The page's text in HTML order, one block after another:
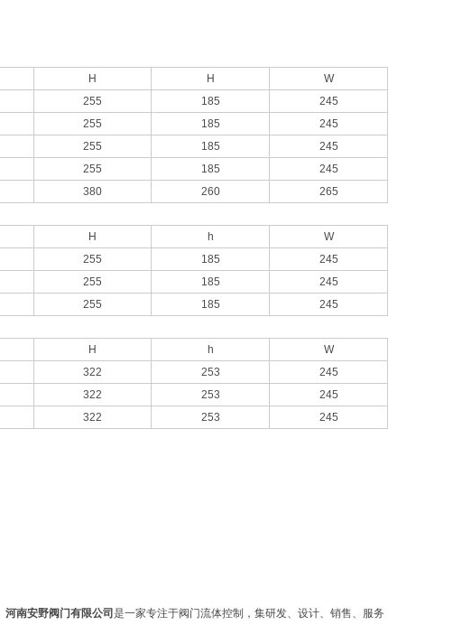
H H
W
255 185
245
255 185
245
255 185
245
255 185
245
380 260
265
H h
W
255 185
245
255 185
245
255 185
245
H h
W
322 253
245
322 253
245
322 253
245
河南安野阀门有限公司 是一家专注于阀门流体控制，集研发、设计、销售、服务